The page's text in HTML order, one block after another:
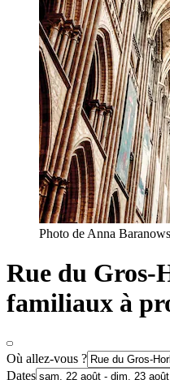
Photo de Anna
Rue du Gros-
familiaux à
Où allez-vous ?
Dates